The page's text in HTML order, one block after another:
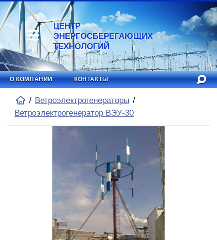
ЦЕНТР
ЭНЕРГОСБЕРЕГАЮЩИХ
ТЕХНОЛОГИЙ
О КОМПАНИИ КОНТАКТЫ
Ветроэлектрогенераторы
Ветроэлектрогенератор ВЭУ-30